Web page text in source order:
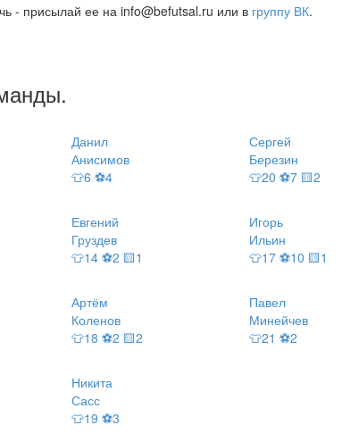
- присылай ее на info@befutsal.ru или в группу ВК.
.
Данил
Анисимов
👕6 ⚽4
Сергей
Березин
👕20 ⚽7 🟨2
Евгений
Груздев
👕14 ⚽2 🟨1
Игорь
Ильин
👕17 ⚽10 🟨1
Артём
Коленов
👕18 ⚽2 🟨2
Павел
Минейчев
👕21 ⚽2
Никита
Сасс
👕19 ⚽3